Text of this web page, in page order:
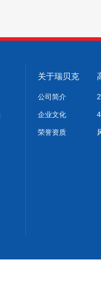
关于瑞贝克
公司简介
企业文化
荣誉资质